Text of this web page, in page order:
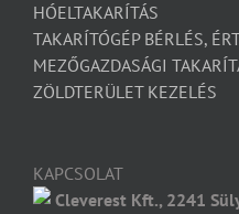
HÓELTAKARÍTÁS
TAKARÍTÓGÉP BÉRLÉS,
MEZŐGAZDASÁGI
ZÖLDTERÜLET KEZELÉS
KAPCSOLAT
Cleverest Kft., 2241